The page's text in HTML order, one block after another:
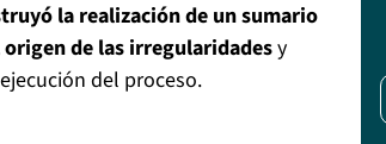
la realización de un sumario
de las irregularidadesy
del proceso.